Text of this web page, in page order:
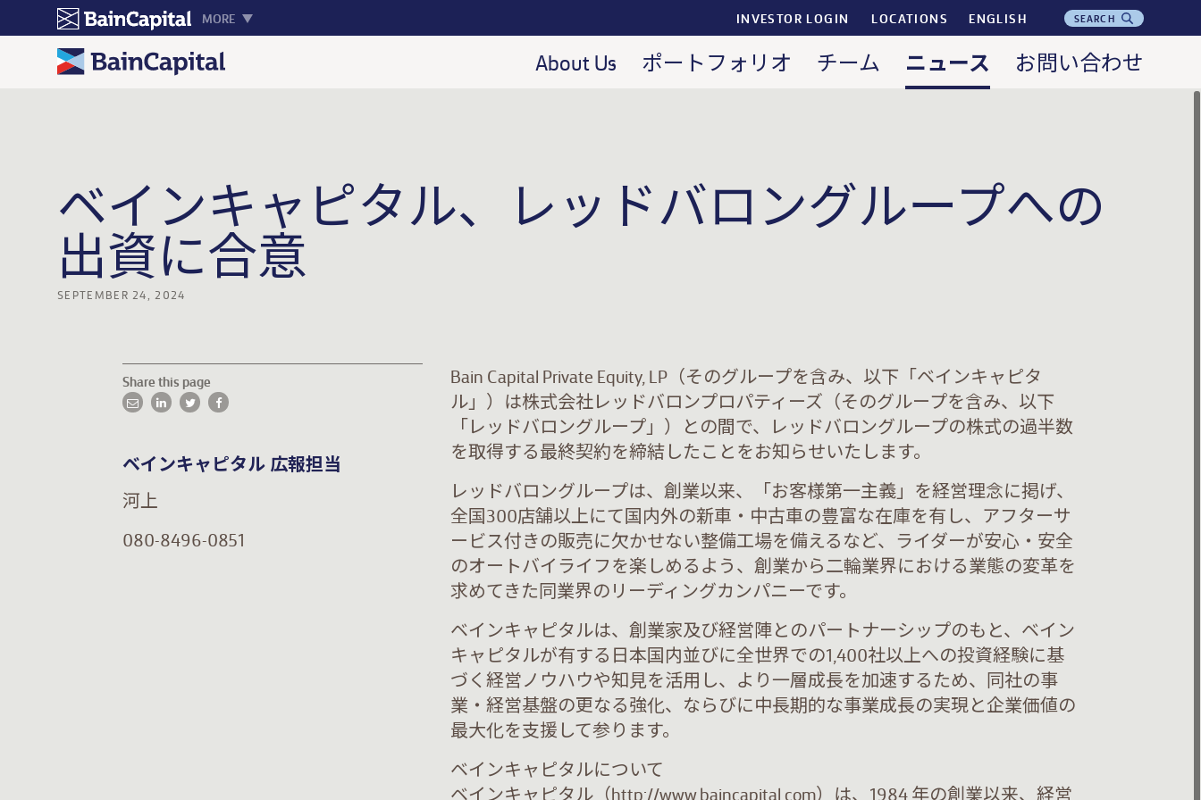
MORE INVESTOR LOGIN LOCATIONS ENGLISH SEARCH
About Us ポートフォリオ チーム ニュース お問い合わせ
ベインキャピタル、レッドバロングループへの
出資に合意
SEPTEMBER 24, 2024
Share this page
ベインキャピタル 広報担当
河上
080-8496-0851
Bain Capital Private Equity, LP（そのグループを含み、以下「ベインキャピタ
ル」）は株式会社レッドバロンプロパティーズ（そのグループを含み、以下
「レッドバロングループ」）との間で、レッドバロングループの株式の過半数
を取得する最終契約を締結したことをお知らせいたします。
レッドバロングループは、創業以来、「お客様第一主義」を経営理念に掲げ、
全国300店舗以上にて国内外の新車・中古車の豊富な在庫を有し、アフターサ
ービス付きの販売に欠かせない整備工場を備えるなど、ライダーが安心・安全
のオートバイライフを楽しめるよう、創業から二輪業界における業態の変革を
求めてきた同業界のリーディングカンパニーです。
ベインキャピタルは、創業家及び経営陣とのパートナーシップのもと、ベイン
キャピタルが有する日本国内並びに全世界での1,400社以上への投資経験に基
づく経営ノウハウや知見を活用し、より一層成長を加速するため、同社の事
業・経営基盤の更なる強化、ならびに中長期的な事業成長の実現と企業価値の
最大化を支援して参ります。
ベインキャピタルについて
ベインキャピタル（http://www.baincapital.com）は、1984 年の創業以来、経営